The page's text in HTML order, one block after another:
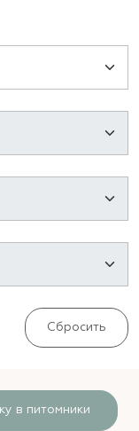
Сбросить
в питомники